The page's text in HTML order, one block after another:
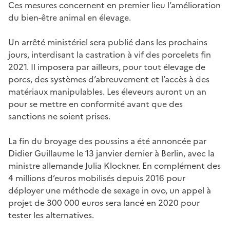
Ces mesures concernent en premier lieu l’amélioration
du bien-être animal en élevage.
Un arrêté ministériel sera publié dans les prochains
jours, interdisant la castration à vif des porcelets fin
2021. Il imposera par ailleurs, pour tout élevage de
porcs, des systèmes d’abreuvement et l’accès à des
matériaux manipulables. Les éleveurs auront un an
pour se mettre en conformité avant que des
sanctions ne soient prises.
La fin du broyage des poussins a été annoncée par
Didier Guillaume le 13 janvier dernier à Berlin, avec la
ministre allemande Julia Klockner. En complément des
4 millions d’euros mobilisés depuis 2016 pour
déployer une méthode de sexage in ovo, un appel à
projet de 300 000 euros sera lancé en 2020 pour
tester les alternatives.